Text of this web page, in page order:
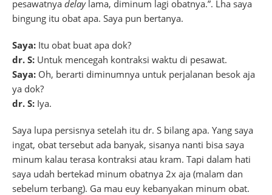
pesawatnya delaylama, diminum lagi obatnya.”. Lha saya
bingung itu obat apa. Saya pun bertanya.
Saya: Itu obat buat apa dok?
dr. S: Untuk mencegah kontraksi waktu di pesawat.
Saya: Oh, berarti diminumnya untuk perjalanan besok aja
ya dok?
dr. S: Iya.
Saya lupa persisnya setelah itu dr. S bilang apa. Yang saya
ingat, obat tersebut ada banyak, sisanya nanti bisa saya
minum kalau terasa kontraksi atau kram. Tapi dalam hati
saya udah bertekad minum obatnya 2x aja (malam dan
sebelum terbang). Ga mau euy kebanyakan minum obat.